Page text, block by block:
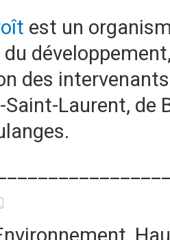
est un
du
des
Saint-Laurent, de
,